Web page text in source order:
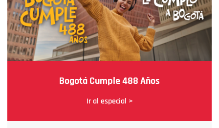
Bogotá Cumple 488 Años
Ir al especial >